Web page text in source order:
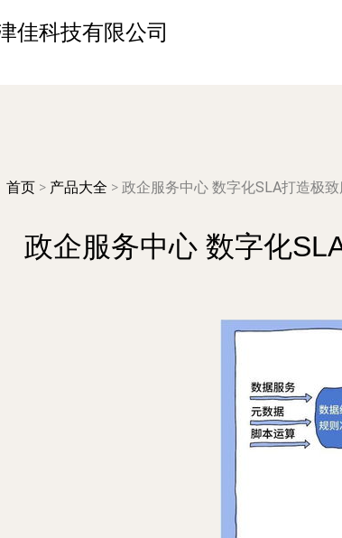
佳科技有限公司
首页 > 产品大全 > 政企服务中心 数字化SLA打造极
政企服务中心 数字化